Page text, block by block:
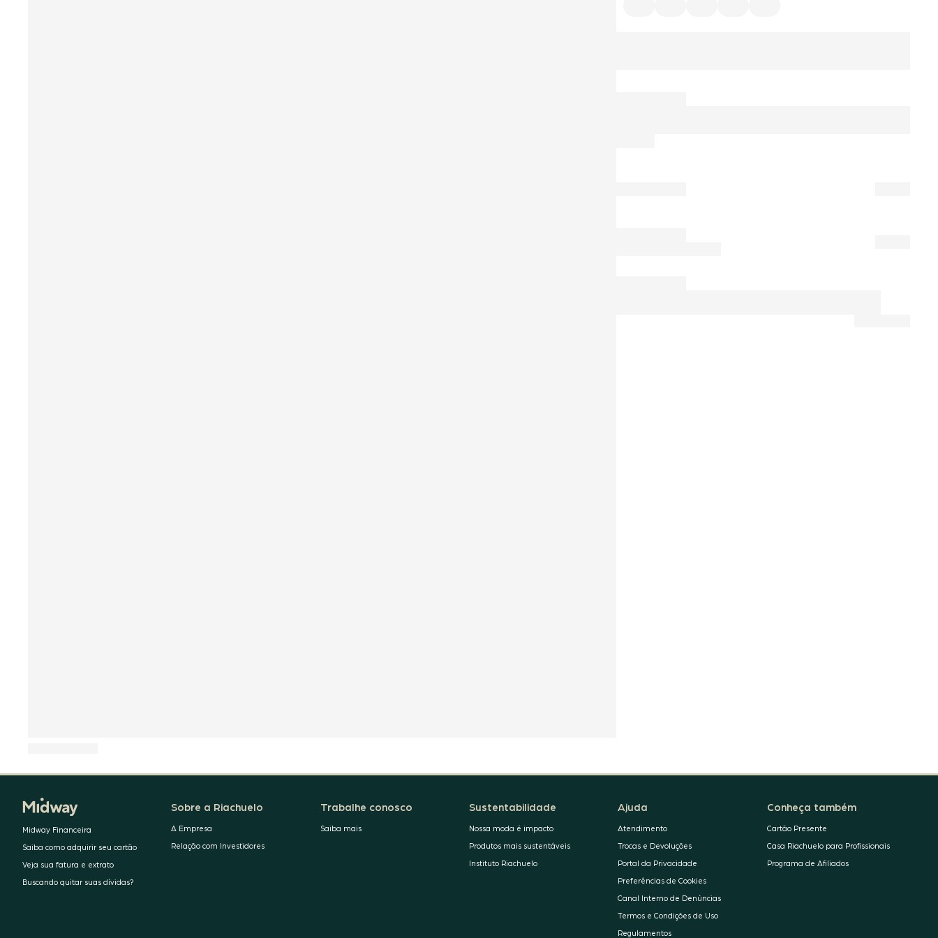
Midway Financeira
Saiba como adquirir seu cartão
Veja sua fatura e extrato
Buscando quitar suas dívidas?
Sobre a Riachuelo
A Empresa
Relação com Investidores
Trabalhe conosco
Saiba mais
Sustentabilidade
Nossa moda é impacto
Produtos mais sustentáveis
Instituto Riachuelo
Ajuda
Atendimento
Trocas e Devoluções
Portal da Privacidade
Preferências de Cookies
Canal Interno de Denúncias
Termos e Condições de Uso
Regulamentos
Conheça também
Cartão Presente
Casa Riachuelo para Profissionais
Programa de Afiliados